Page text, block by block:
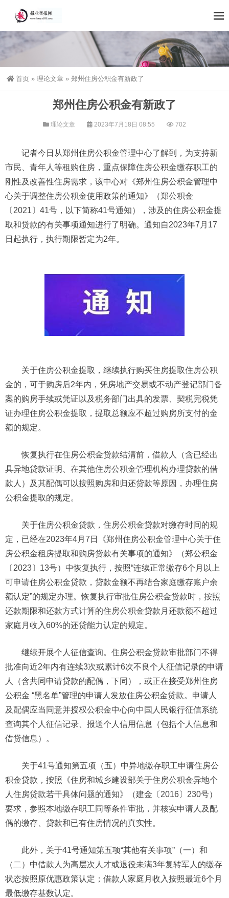
首页 » 理论文章 » 郑州住房公积金有新政了
郑州住房公积金有新政了
理论文章 2023年7月18日 08:55 702
记者今日从郑州住房公积金管理中心了解到，为支持新
市民、青年人等租购住房，重点保障住房公积金缴存职工的
刚性及改善性住房需求，该中心对《郑州住房公积金管理中
心关于调整住房公积金使用政策的通知》（郑公积金
〔2021〕41号，以下简称41号通知），涉及的住房公积金提
取和贷款的有关事项通知进行了明确。通知自2023年7月17
日起执行，执行期限暂定为2年。
关于住房公积金提取，继续执行购买住房提取住房公积
金的，可于购房后2年内，凭房地产交易或不动产登记部门备
案的购房手续或凭证以及税务部门出具的发票、契税完税凭
证办理住房公积金提取，提取总额应不超过购房所支付的金
额的规定。
恢复执行在住房公积金贷款结清前，借款人（含已经出
具异地贷款证明、在其他住房公积金管理机构办理贷款的借
款人）及其配偶可以按照购房和归还贷款等原因，办理住房
公积金提取的规定。
关于住房公积金贷款，住房公积金贷款对缴存时间的规
定，已经在2023年4月7日《郑州住房公积金管理中心关于住
房公积金租房提取和购房贷款有关事项的通知》（郑公积金
〔2023〕13号）中恢复执行，按照“连续正常缴存6个月以上
可申请住房公积金贷款，贷款金额不再结合家庭缴存账户余
额认定”的规定办理。恢复执行审批住房公积金贷款时，按照
还款期限和还款方式计算的住房公积金贷款月还款额不超过
家庭月收入60%的还贷能力认定的规定。
继续开展个人征信查询。住房公积金贷款审批部门不得
批准向近2年内有连续3次或累计6次不良个人征信记录的申请
人（含共同申请贷款的配偶，下同），或正在接受郑州住房
公积金 “黑名单”管理的申请人发放住房公积金贷款。申请人
及配偶应当同意并授权公积金中心向中国人民银行征信系统
查询其个人征信记录、报送个人信用信息（包括个人信息和
借贷信息）。
关于41号通知第五项（五）中异地缴存职工申请住房公
积金贷款，按照《住房和城乡建设部关于住房公积金异地个
人住房贷款若干具体问题的通知》（建金〔2016〕230号）
要求，参照本地缴存职工同等条件审批，并核实申请人及配
偶的缴存、贷款和已有住房情况的真实性。
此外，关于41号通知第五项“其他有关事项”（一）和
（二）中借款人为高层次人才或退役未满3年复转军人的缴存
状态按照原优惠政策认定；借款人家庭月收入按照最近6个月
最低缴存基数认定。